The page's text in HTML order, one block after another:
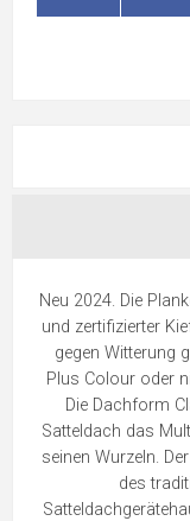
Neu 2024. Die
und zertifizierter
gegen Witterung
Plus Colour oder
Die Dachform
Satteldach das
seinen Wurzeln.
des